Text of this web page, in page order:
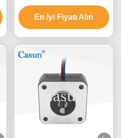
Fazlı Yüksek Hassasiyet
En İyi Fiyatı Alın